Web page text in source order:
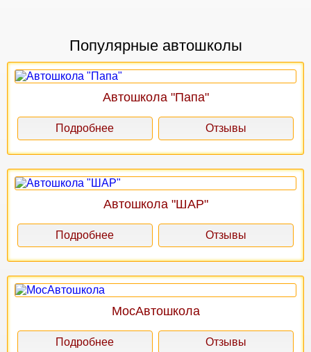
Популярные автошколы
Автошкола "Папа"
Подробнее Отзывы
Автошкола "ШАР"
Подробнее Отзывы
МосАвтошкола
Подробнее Отзывы